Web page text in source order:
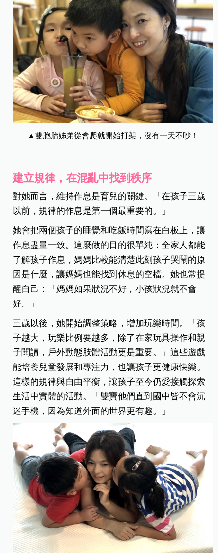
▲雙胞胎姊弟從會爬就開始打架，沒有一天不吵！
建立規律，在混亂中找到秩序
對她而言，維持作息是育兒的關鍵。「在孩子三歲
以前，規律的作息是第一個最重要的。」
她會把兩個孩子的睡覺和吃飯時間寫在白板上，讓
作息盡量一致。這麼做的目的很單純：全家人都能
了解孩子作息，媽媽比較能清楚此刻孩子哭鬧的原
因是什麼，讓媽媽也能找到休息的空檔。她也常提
醒自己：「媽媽如果狀況不好，小孩狀況就不會
好。」
三歲以後，她開始調整策略，增加玩樂時間。「孩
子越大，玩樂比例要越多，除了在家玩具操作和親
子閱讀，戶外動態肢體活動更是重要。」這些遊戲
能培養兒童發展和專注力，也讓孩子更健康快樂。
這樣的規律與自由平衡，讓孩子至今仍愛接觸探索
生活中實體的活動。「雙寶他們直到國中皆不會沉
迷手機，因為知道外面的世界更有趣。」